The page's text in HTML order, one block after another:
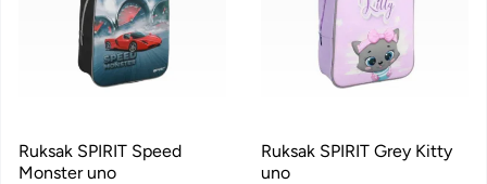
Ruksak SPIRIT Speed
Monster uno
Ruksak SPIRIT Grey Kitty
uno